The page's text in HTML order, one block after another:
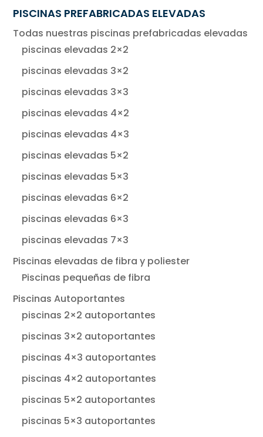
PISCINAS PREFABRICADAS ELEVADAS
Todas nuestras piscinas prefabricadas elevadas
piscinas elevadas 2×2
piscinas elevadas 3×2
piscinas elevadas 3×3
piscinas elevadas 4×2
piscinas elevadas 4×3
piscinas elevadas 5×2
piscinas elevadas 5×3
piscinas elevadas 6×2
piscinas elevadas 6×3
piscinas elevadas 7×3
Piscinas elevadas de fibra y poliester
Piscinas pequeñas de fibra
Piscinas Autoportantes
piscinas 2×2 autoportantes
piscinas 3×2 autoportantes
piscinas 4×3 autoportantes
piscinas 4×2 autoportantes
piscinas 5×2 autoportantes
piscinas 5×3 autoportantes